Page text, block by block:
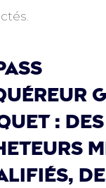
: des